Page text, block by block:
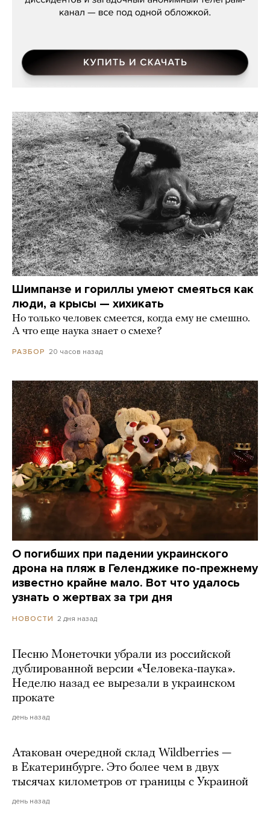
Шимпанзе и гориллы умеют смеяться как
люди, а крысы — хихикать
Но только человек смеется, когда ему не смешно.
А что еще наука знает о смехе?
РАЗБОР 20 часов назад
О погибших при падении украинского
дрона на пляж в Геленджике по-прежнему
известно крайне мало. Вот что удалось
узнать о жертвах за три дня
НОВОСТИ 2 дня назад
Песню Монеточки убрали из российской
дублированной версии «Человека-паука».
Неделю назад ее вырезали в украинском
прокате
день назад
Атакован очередной склад Wildberries —
в Екатеринбурге. Это более чем в двух
тысячах километров от границы с Украиной
день назад